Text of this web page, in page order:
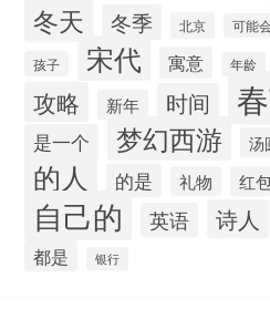
冬天 冬季 北京 可能
孩子 宋代 寓意 年龄
攻略 新年 时间
是一个 梦幻西游 汤
的人 的是 礼物 红
自己的 英语 诗人
都是 银行